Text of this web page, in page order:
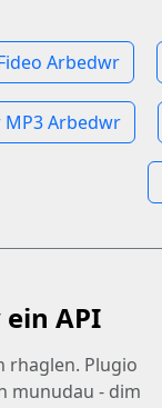
Arbedwr
Arbedwr
API
rhaglen. Plugio
munudau - dim